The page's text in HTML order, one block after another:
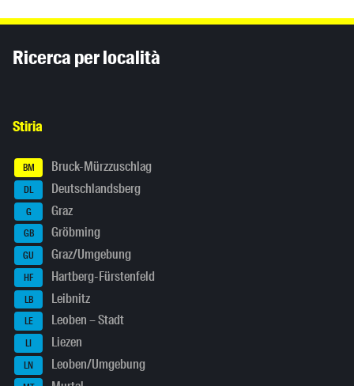
Ricerca per località
Stiria
BM Bruck-Mürzzuschlag
DL Deutschlandsberg
G Graz
GB Gröbming
GU Graz/Umgebung
HF Hartberg-Fürstenfeld
LB Leibnitz
LE Leoben – Stadt
LI Liezen
LN Leoben/Umgebung